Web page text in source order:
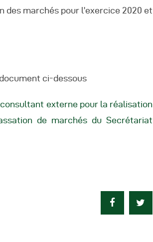
marchés pour l’exercice 2020 et
ci-dessous
externe pour la réalisation
de marchés du Secrétariat